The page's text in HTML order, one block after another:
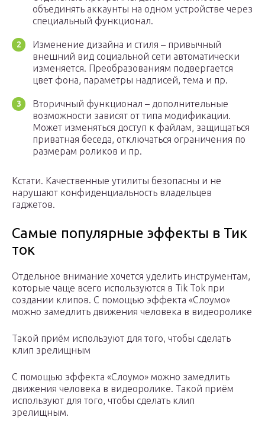
объединять аккаунты на одном устройстве через
специальный функционал.
Изменение дизайна и стиля – привычный
внешний вид социальной сети автоматически
изменяется. Преобразованиям подвергается
цвет фона, параметры надписей, тема и пр.
Вторичный функционал – дополнительные
возможности зависят от типа модификации.
Может изменяться доступ к файлам, защищаться
приватная беседа, отключаться ограничения по
размерам роликов и пр.
Кстати. Качественные утилиты безопасны и не
нарушают конфиденциальность владельцев
гаджетов.
Самые популярные эффекты в Тик
ток
Отдельное внимание хочется уделить инструментам,
которые чаще всего используются в Тik Tok при
создании клипов. С помощью эффекта «Слоумо»
можно замедлить движения человека в видеоролике
Такой приём используют для того, чтобы сделать
клип зрелищным
С помощью эффекта «Слоумо» можно замедлить
движения человека в видеоролике. Такой приём
используют для того, чтобы сделать клип
зрелищным.